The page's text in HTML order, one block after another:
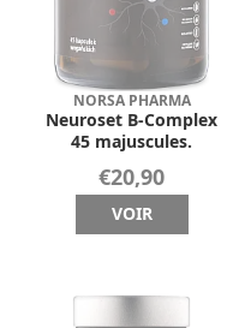
NORSA PHARMA
Neuroset B-Complex
45 majuscules.
€20,90
VOIR